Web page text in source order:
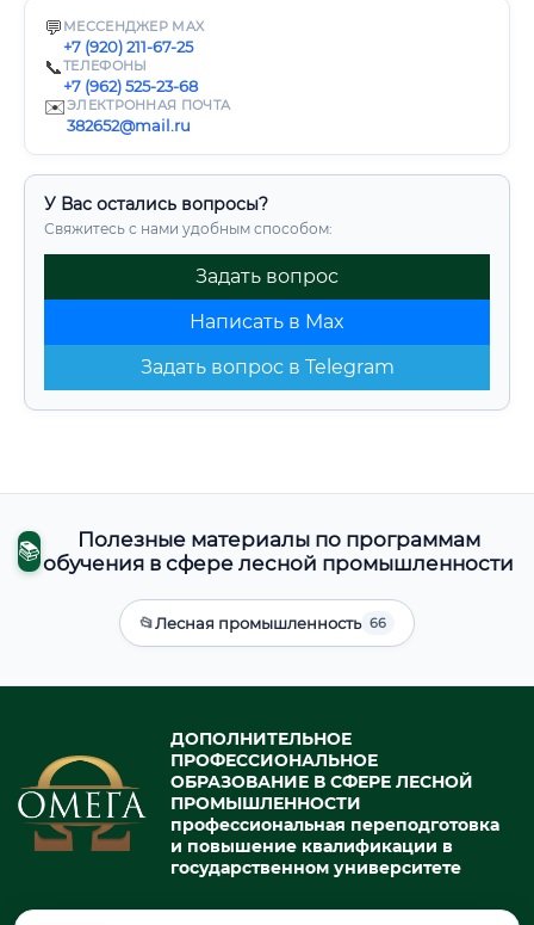
💬 МЕССЕНДЖЕР MAX
+7 (920) 211-67-25
📞ТЕЛЕФОНЫ
+7 (962) 525-23-68
✉️ЭЛЕКТРОННАЯ ПОЧТА
382652@mail.ru
У Вас остались вопросы?
Свяжитесь с нами удобным способом:
Задать вопрос
Написать в Max
Задать вопрос в Telegram
📚
Полезные материалы по программам
обучения в сфере лесной промышленности
📂Лесная промышленность 66
ДОПОЛНИТЕЛЬНОЕ
ПРОФЕССИОНАЛЬНОЕ
ОБРАЗОВАНИЕ В СФЕРЕ ЛЕСНОЙ
ПРОМЫШЛЕННОСТИ
профессиональная переподготовка
и повышение квалификации в
государственном университете